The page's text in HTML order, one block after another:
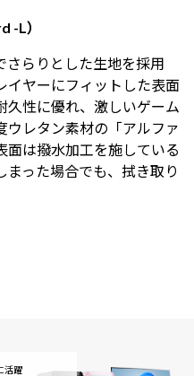
-L）
さらりとした生地を採用
イヤーにフィットした表面
性に優れ、激しいゲーム
ウレタン素材の「アルファ
面は撥水加工を施している
まった場合でも、拭き取り
活躍